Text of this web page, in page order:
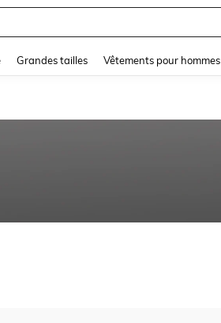
Grandes tailles Vêtements pour hommes